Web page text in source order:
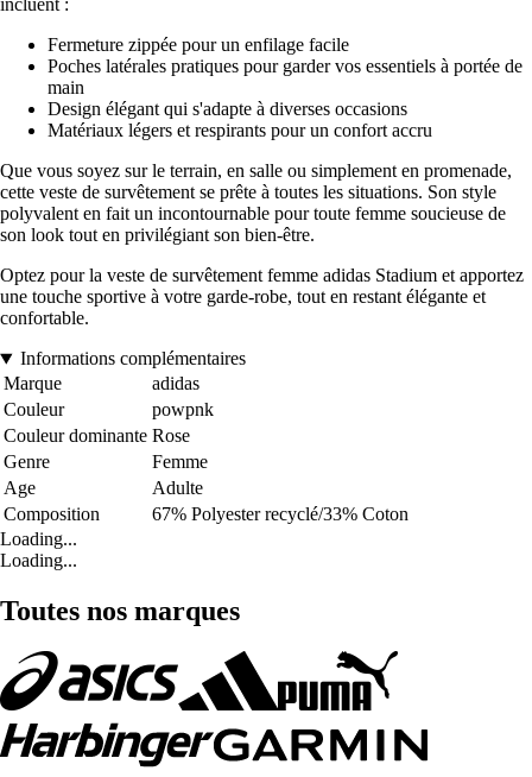
incluent :
Fermeture zippée pour un enfilage facile
Poches latérales pratiques pour garder vos essentiels à portée de
main
Design élégant qui s'adapte à diverses occasions
Matériaux légers et respirants pour un confort accru
Que vous soyez sur le terrain, en salle ou simplement en promenade,
cette veste de survêtement se prête à toutes les situations. Son style
polyvalent en fait un incontournable pour toute femme soucieuse de
son look tout en privilégiant son bien-être.
Optez pour la veste de survêtement femme adidas Stadium et apportez
une touche sportive à votre garde-robe, tout en restant élégante et
confortable.
Informations complémentaires
Marque
adidas
Couleur
powpnk
Couleur dominante Rose
Genre
Femme
Age
Adulte
Composition
67% Polyester recyclé/33% Coton
Loading...
Loading...
Toutes nos marques